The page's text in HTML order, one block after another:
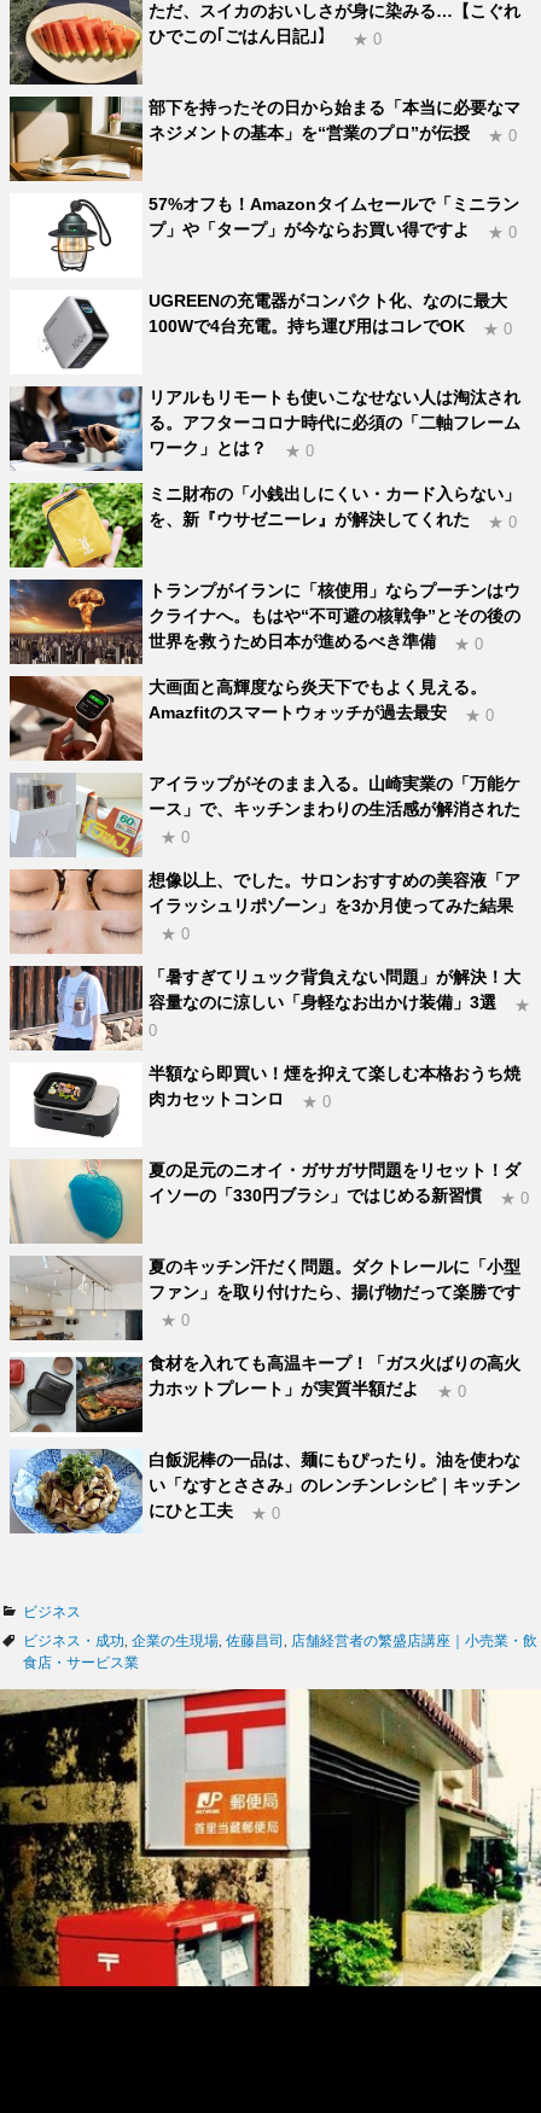
ただ、スイカのおいしさが身に染みる…【こぐれ
ひでこの｢ごはん日記｣】
★ 0
部下を持ったその日から始まる「本当に必要なマ
ネジメントの基本」を“営業のプロ”が伝授
★ 0
57%オフも！Amazonタイムセールで「ミニラン
プ」や「タープ」が今ならお買い得ですよ
★ 0
UGREENの充電器がコンパクト化、なのに最大
100Wで4台充電。持ち運び用はコレでOK
★ 0
リアルもリモートも使いこなせない人は淘汰され
る。アフターコロナ時代に必須の「二軸フレーム
ワーク」とは？
★ 0
ミニ財布の「小銭出しにくい・カード入らない」
を、新『ウサゼニーレ』が解決してくれた
★ 0
トランプがイランに「核使用」ならプーチンはウ
クライナへ。もはや“不可避の核戦争”とその後の
世界を救うため日本が進めるべき準備
★ 0
大画面と高輝度なら炎天下でもよく見える。
Amazfitのスマートウォッチが過去最安
★ 0
アイラップがそのまま入る。山崎実業の「万能ケ
ース」で、キッチンまわりの生活感が解消された
★ 0
想像以上、でした。サロンおすすめの美容液「ア
イラッシュリポゾーン」を3か月使ってみた結果
★ 0
「暑すぎてリュック背負えない問題」が解決！大
容量なのに涼しい「身軽なお出かけ装備」3選
★
0
半額なら即買い！煙を抑えて楽しむ本格おうち焼
肉カセットコンロ
★ 0
夏の足元のニオイ・ガサガサ問題をリセット！ダ
イソーの「330円ブラシ」ではじめる新習慣
★ 0
夏のキッチン汗だく問題。ダクトレールに「小型
ファン」を取り付けたら、揚げ物だって楽勝です
★ 0
食材を入れても高温キープ！「ガス火ばりの高火
力ホットプレート」が実質半額だよ
★ 0
白飯泥棒の一品は、麺にもぴったり。油を使わな
い「なすとささみ」のレンチンレシピ｜キッチン
にひと工夫
★ 0
カ
テ
ゴ
ビジネス
タ
グ
ビジネス・成功 企業の生現場 佐藤昌司
店舗経営者の繁盛店講座｜小売業・飲
食店・サービス業